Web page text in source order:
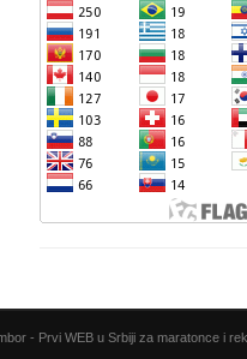
- Prvi WEB u Srbiji za maratonce i